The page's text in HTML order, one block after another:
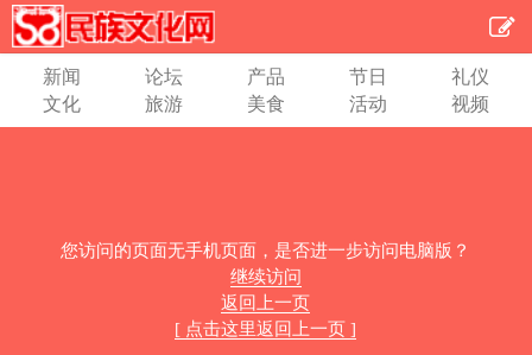
新闻 论坛 产品 节日
礼仪
文化
旅游 美食 活动 视频
您访问的页面无手机页面，是否进一步访问电脑版？
继续访问
返回上一页
[ 点击这里返回上一页 ]